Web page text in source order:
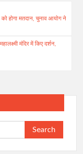
होगा मतदान, चुनाव आयोग ने
मंदिर में किए दर्शन,
Search
for: